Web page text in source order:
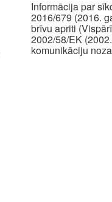
Informācija par
2016/679 (2016.
brīvu apriti
2002/58/EK
komunikāciju